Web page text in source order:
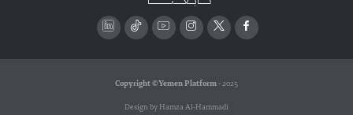
Copyright © Yemen Platform- 2025
Design by Hamza Al-Hammadi